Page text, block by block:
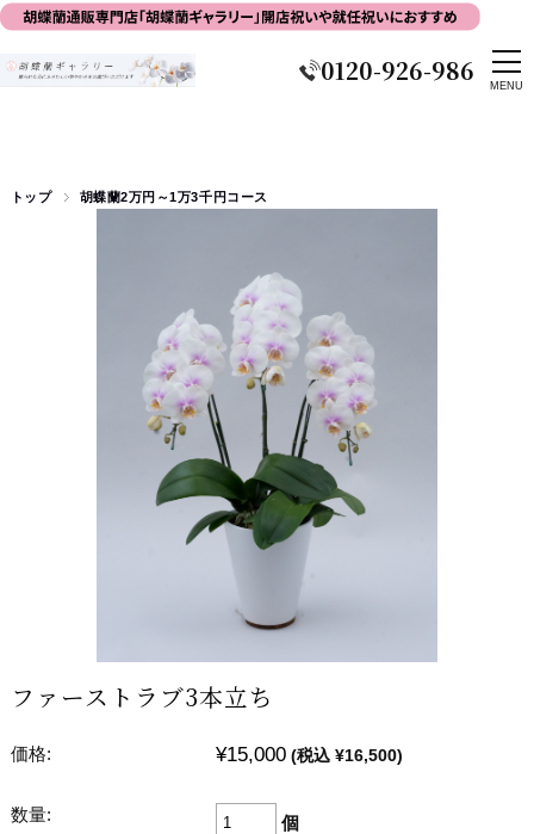
0120-926-986
トップ 胡蝶蘭2万円～1万3千円コース
ファーストラブ3本立ち
価格: ¥15,000 (税込 ¥16,500)
数量: 個